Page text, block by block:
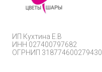
ИП Кухтина Е.В
ИНН 027400797682
ОГРНИП 318774600279430